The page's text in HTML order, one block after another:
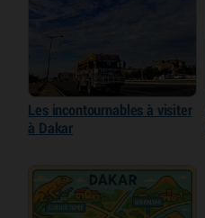
Les incontournables à visiter
à Dakar